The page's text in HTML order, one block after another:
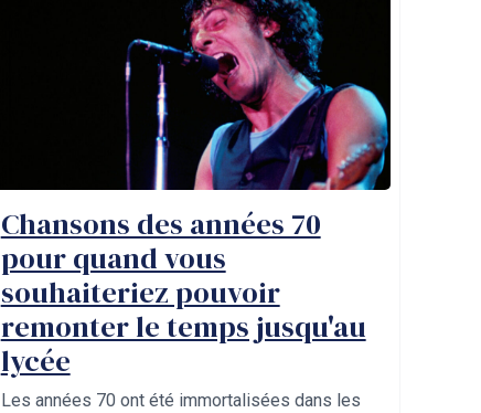
Chansons des années 70
pour quand vous
souhaiteriez pouvoir
remonter le temps jusqu'au
lycée
Les années 70 ont été immortalisées dans les